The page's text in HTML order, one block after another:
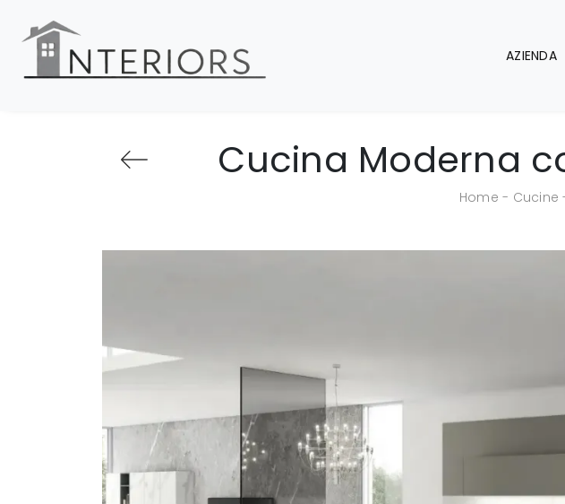
AZIENDA
Cucina Moderna
Home - Cucine